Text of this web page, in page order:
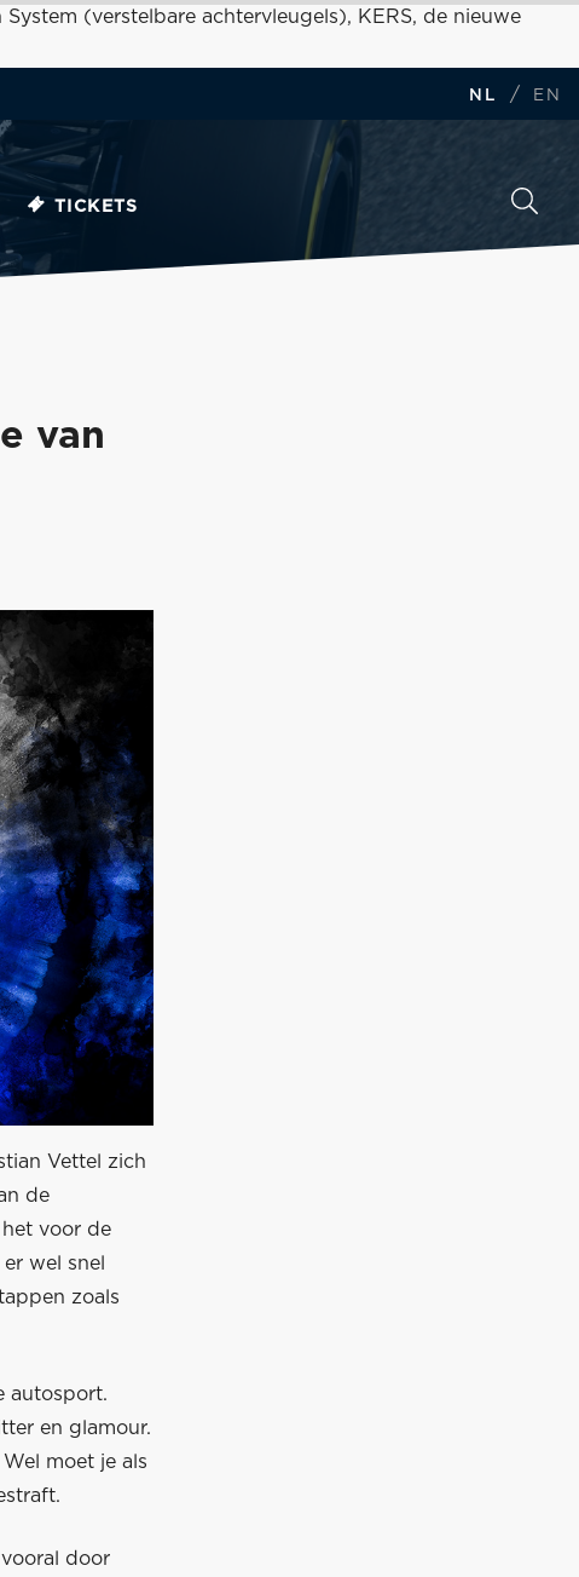
(verstelbare achtervleugels), KERS, de nieuwe
NL / EN
TICKETS
van
Vettel zich
de
voor de
wel snel
zoals
autosport.
en glamour.
moet je als
door